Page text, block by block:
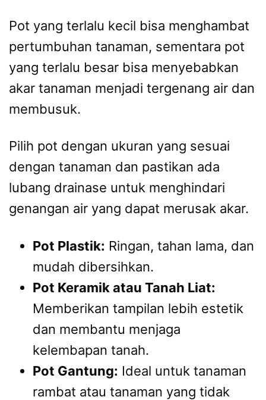
Pot yang terlalu kecil bisa menghambat
pertumbuhan tanaman, sementara pot
yang terlalu besar bisa menyebabkan
akar tanaman menjadi tergenang air dan
membusuk.
Pilih pot dengan ukuran yang sesuai
dengan tanaman dan pastikan ada
lubang drainase untuk menghindari
genangan air yang dapat merusak akar.
Pot Plastik: Ringan, tahan lama, dan
mudah dibersihkan.
Pot Keramik atau Tanah Liat:
Memberikan tampilan lebih estetik
dan membantu menjaga
kelembapan tanah.
Pot Gantung: Ideal untuk tanaman
rambat atau tanaman yang tidak